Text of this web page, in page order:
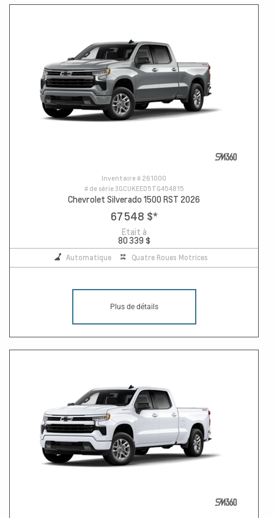
Inventaire # 261000
# de série3GCUKEED5TG454815
Chevrolet Silverado 1500 RST 2026
67 548 $*
Etait à
80 339 $
Automatique Quatre Roues Motrices
Plus de détails